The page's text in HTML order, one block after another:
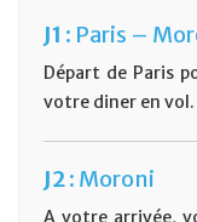
J1 : Paris –
Départ de Paris
votre diner en vol.
J2 : Moroni
A votre arrivée,